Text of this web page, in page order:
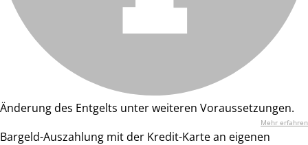
Änderung des Entgelts unter weiteren Voraussetzungen.
Mehr erfahren
Bargeld-Auszahlung mit der Kredit-Karte an eigenen